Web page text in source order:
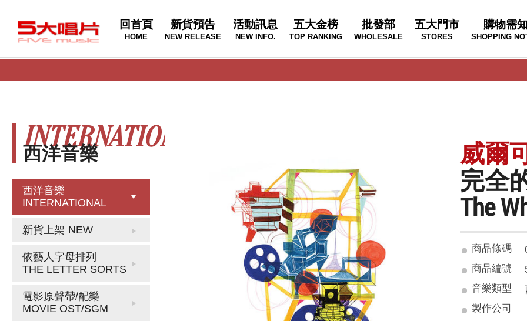
回首頁
HOME
新貨預告
NEW RELEASE
活動訊息
NEW INFO.
五大金榜
TOP RANKING
批發部
WHOLESALE
五大門市
STORES
購物需
SHOPPING
西洋音樂
INTERNATIONAL
西洋音樂
INTERNATIONAL
新貨上架 NEW
依藝人字母排列
THE LETTER SORTS
電影原聲帶/配樂
MOVIE OST/SGM
威爾
完全
The
商品條碼
商品編號
音樂類型
製作公司